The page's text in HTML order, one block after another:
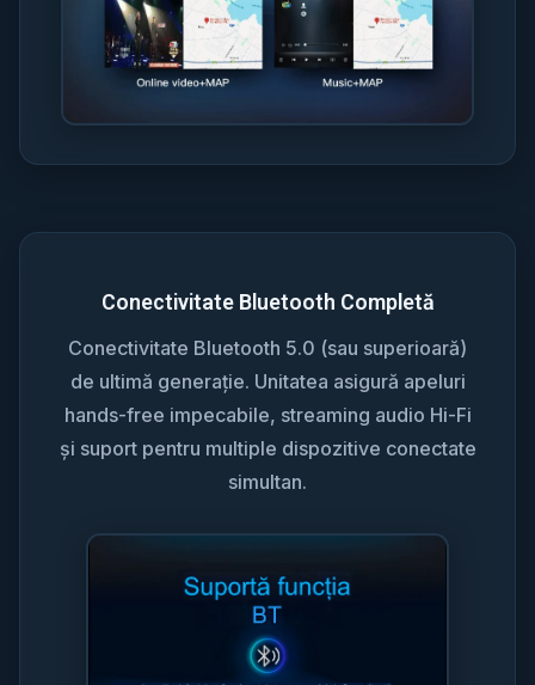
Conectivitate Bluetooth Completă
Conectivitate Bluetooth 5.0 (sau superioară)
de ultimă generație. Unitatea asigură apeluri
hands-free impecabile, streaming audio Hi-Fi
și suport pentru multiple dispozitive conectate
simultan.